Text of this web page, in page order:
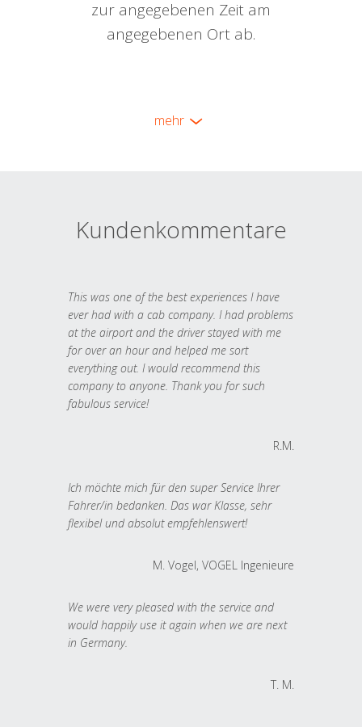
zur angegebenen Zeit am
angegebenen Ort ab.
mehr
Kundenkommentare
This was one of the best experiences I have
ever had with a cab company. I had problems
at the airport and the driver stayed with me
for over an hour and helped me sort
everything out. I would recommend this
company to anyone. Thank you for such
fabulous service!
R.M.
Ich möchte mich für den super Service Ihrer
Fahrer/in bedanken. Das war Klasse, sehr
flexibel und absolut empfehlenswert!
M. Vogel, VOGEL Ingenieure
We were very pleased with the service and
would happily use it again when we are next
in Germany.
T. M.